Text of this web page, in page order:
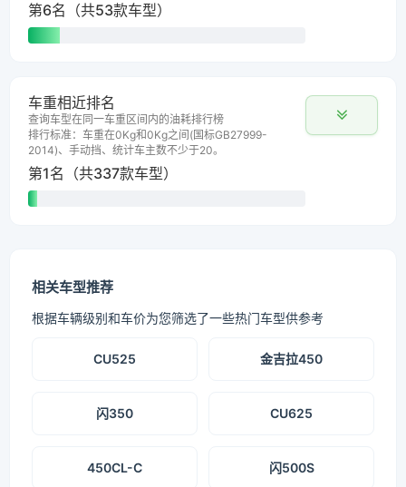
第6名（共53款车型）
车重相近排名
查询车型在同一车重区间内的油耗排行榜
排行标准：车重在0Kg和0Kg之间(国标GB27999-
2014)、手动挡、统计车主数不少于20。
第1名（共337款车型）
相关车型推荐
根据车辆级别和车价为您筛选了一些热门车型供参考
CU525 金吉拉450
闪350 CU625
450CL-C 闪500S